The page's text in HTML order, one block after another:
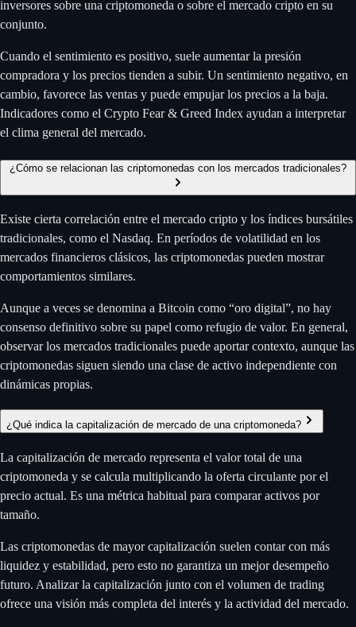
inversores sobre una criptomoneda o sobre el mercado cripto en su
conjunto.
Cuando el sentimiento es positivo, suele aumentar la presión
compradora y los precios tienden a subir. Un sentimiento negativo, en
cambio, favorece las ventas y puede empujar los precios a la baja.
Indicadores como el Crypto Fear & Greed Index ayudan a interpretar
el clima general del mercado.
¿Cómo se relacionan las criptomonedas con los mercados tradicionales?
Existe cierta correlación entre el mercado cripto y los índices bursátiles
tradicionales, como el Nasdaq. En períodos de volatilidad en los
mercados financieros clásicos, las criptomonedas pueden mostrar
comportamientos similares.
Aunque a veces se denomina a Bitcoin como “oro digital”, no hay
consenso definitivo sobre su papel como refugio de valor. En general,
observar los mercados tradicionales puede aportar contexto, aunque las
criptomonedas siguen siendo una clase de activo independiente con
dinámicas propias.
¿Qué indica la capitalización de mercado de una criptomoneda?
La capitalización de mercado representa el valor total de una
criptomoneda y se calcula multiplicando la oferta circulante por el
precio actual. Es una métrica habitual para comparar activos por
tamaño.
Las criptomonedas de mayor capitalización suelen contar con más
liquidez y estabilidad, pero esto no garantiza un mejor desempeño
futuro. Analizar la capitalización junto con el volumen de trading
ofrece una visión más completa del interés y la actividad del mercado.